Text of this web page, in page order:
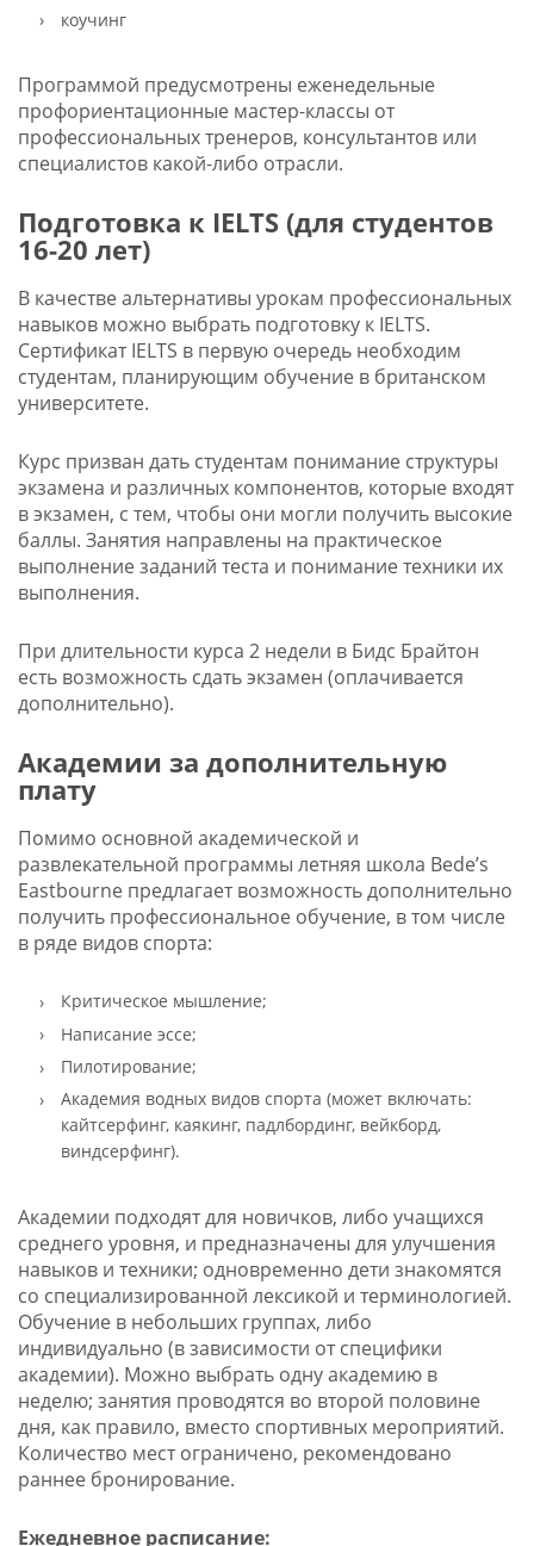
коучинг
Программой предусмотрены еженедельные
профориентационные мастер-классы от
профессиональных тренеров, консультантов или
специалистов какой-либо отрасли.
Подготовка к IELTS (для студентов
16-20 лет)
В качестве альтернативы урокам профессиональных
навыков можно выбрать подготовку к IELTS.
Сертификат IELTS в первую очередь необходим
студентам, планирующим обучение в британском
университете.
Курс призван дать студентам понимание структуры
экзамена и различных компонентов, которые входят
в экзамен, с тем, чтобы они могли получить высокие
баллы. Занятия направлены на практическое
выполнение заданий теста и понимание техники их
выполнения.
При длительности курса 2 недели в Бидс Брайтон
есть возможность сдать экзамен (оплачивается
дополнительно).
Академии за дополнительную
плату
Помимо основной академической и
развлекательной программы летняя школа Bede’s
Eastbourne предлагает возможность дополнительно
получить профессиональное обучение, в том числе
в ряде видов спорта:
Критическое мышление;
Написание эссе;
Пилотирование;
Академия водных видов спорта (может включать:
кайтсерфинг, каякинг, падлбординг, вейкборд,
виндсерфинг).
Академии подходят для новичков, либо учащихся
среднего уровня, и предназначены для улучшения
навыков и техники; одновременно дети знакомятся
со специализированной лексикой и терминологией.
Обучение в небольших группах, либо
индивидуально (в зависимости от специфики
академии). Можно выбрать одну академию в
неделю; занятия проводятся во второй половине
дня, как правило, вместо спортивных мероприятий.
Количество мест ограничено, рекомендовано
раннее бронирование.
Ежедневное расписание: